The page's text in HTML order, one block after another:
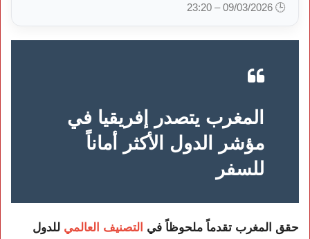
🕒 09/03/2026 – 23:20
المغرب يتصدر إفريقيا في
مؤشر الدول الأكثر أماناً
للسفر
حقق المغرب تقدماً ملحوظاً في التصنيف العالمي للدول